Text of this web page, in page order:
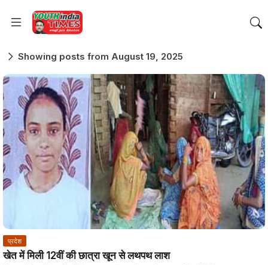
Showing posts from August 19, 2025
प्रदेश
खेत में मिली 12वीं की छात्रा खून से लथपथ लाश